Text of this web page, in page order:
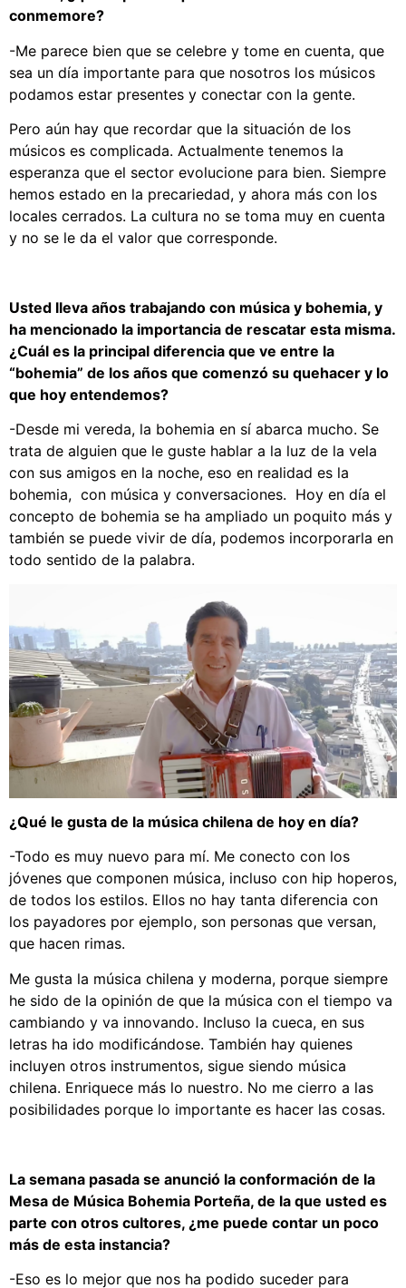
conmemore?
-Me parece bien que se celebre y tome en cuenta, que
sea un día importante para que nosotros los músicos
podamos estar presentes y conectar con la gente.
Pero aún hay que recordar que la situación de los
músicos es complicada. Actualmente tenemos la
esperanza que el sector evolucione para bien. Siempre
hemos estado en la precariedad, y ahora más con los
locales cerrados. La cultura no se toma muy en cuenta
y no se le da el valor que corresponde.
Usted lleva años trabajando con música y bohemia, y
ha mencionado la importancia de rescatar esta misma.
¿Cuál es la principal diferencia que ve entre la
“bohemia” de los años que comenzó su quehacer y lo
que hoy entendemos?
-Desde mi vereda, la bohemia en sí abarca mucho. Se
trata de alguien que le guste hablar a la luz de la vela
con sus amigos en la noche, eso en realidad es la
bohemia, con música y conversaciones. Hoy en día el
concepto de bohemia se ha ampliado un poquito más y
también se puede vivir de día, podemos incorporarla en
todo sentido de la palabra.
¿Qué le gusta de la música chilena de hoy en día?
-Todo es muy nuevo para mí. Me conecto con los
jóvenes que componen música, incluso con hip hoperos,
de todos los estilos. Ellos no hay tanta diferencia con
los payadores por ejemplo, son personas que versan,
que hacen rimas.
Me gusta la música chilena y moderna, porque siempre
he sido de la opinión de que la música con el tiempo va
cambiando y va innovando. Incluso la cueca, en sus
letras ha ido modificándose. También hay quienes
incluyen otros instrumentos, sigue siendo música
chilena. Enriquece más lo nuestro. No me cierro a las
posibilidades porque lo importante es hacer las cosas.
La semana pasada se anunció la conformación de la
Mesa de Música Bohemia Porteña, de la que usted es
parte con otros cultores, ¿me puede contar un poco
más de esta instancia?
-Eso es lo mejor que nos ha podido suceder para